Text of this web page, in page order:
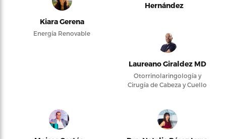
Kiara Gerena
Energía Renovable
Hernández
Laureano Giraldez MD
Otorrinolaringología y
Cirugía de Cabeza y Cuello